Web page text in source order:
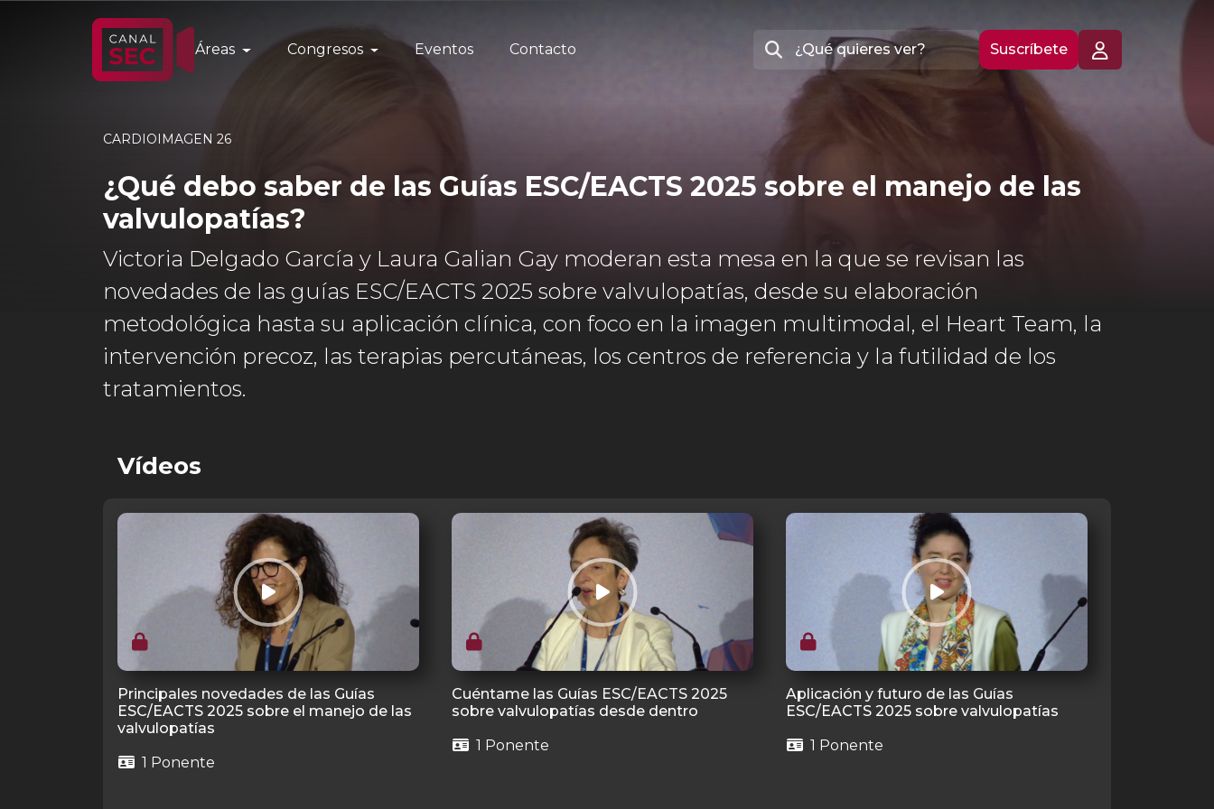
Áreas Congresos Eventos Contacto Suscríbete
CARDIOIMAGEN 26
¿Qué debo saber de las Guías ESC/EACTS 2025 sobre el manejo de las
valvulopatías?
Victoria Delgado García y Laura Galian Gay moderan esta mesa en la que se revisan las
novedades de las guías ESC/EACTS 2025 sobre valvulopatías, desde su elaboración
metodológica hasta su aplicación clínica, con foco en la imagen multimodal, el Heart Team, la
intervención precoz, las terapias percutáneas, los centros de referencia y la futilidad de los
tratamientos.
Vídeos
Principales novedades de las Guías
ESC/EACTS 2025 sobre el manejo de las
valvulopatías
1 Ponente
Cuéntame las Guías ESC/EACTS 2025
sobre valvulopatías desde dentro
1 Ponente
Aplicación y futuro de las Guías
ESC/EACTS 2025 sobre valvulopatías
1 Ponente